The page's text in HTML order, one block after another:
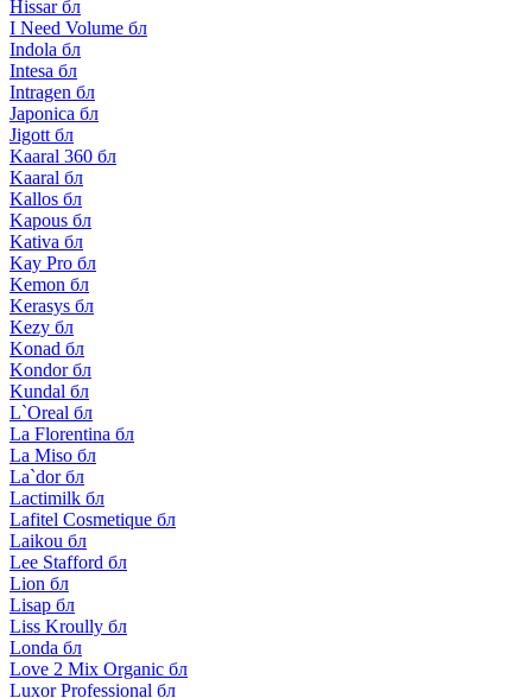
Hissar бл
I Need Volume бл
Indola бл
Intesa бл
Intragen бл
Japonica бл
Jigott бл
Kaaral 360 бл
Kaaral бл
Kallos бл
Kapous бл
Kativa бл
Kay Pro бл
Kemon бл
Kerasys бл
Kezy бл
Konad бл
Kondor бл
Kundal бл
L`Oreal бл
La Florentina бл
La Miso бл
La`dor бл
Lactimilk бл
Lafitel Cosmetique бл
Laikou бл
Lee Stafford бл
Lion бл
Lisap бл
Liss Kroully бл
Londa бл
Love 2 Mix Organic бл
Luxor Professional бл